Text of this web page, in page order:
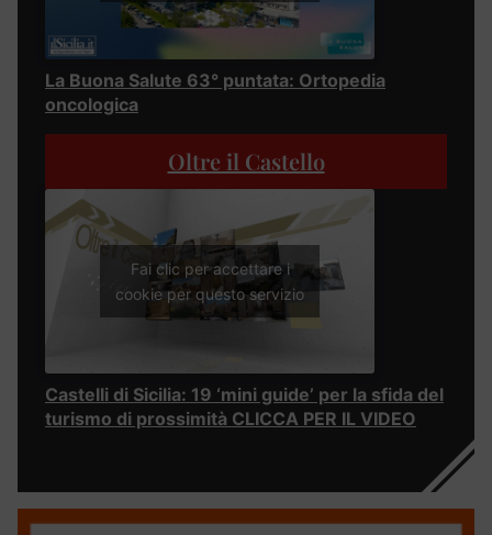
La Buona Salute 63° puntata: Ortopedia
oncologica
Oltre il Castello
Fai clic per accettare i
cookie per questo servizio
Castelli di Sicilia: 19 ‘mini guide’ per la sfida del
turismo di prossimità CLICCA PER IL VIDEO